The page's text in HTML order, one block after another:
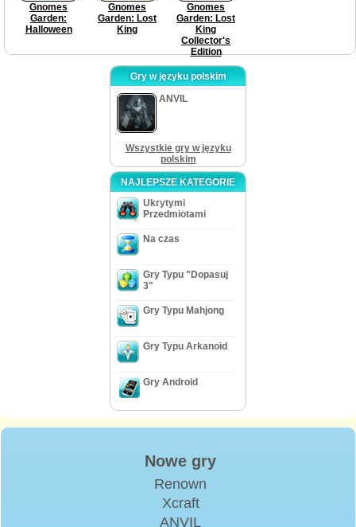
Gnomes
Garden:
Halloween
Gnomes
Garden: Lost
King
Gnomes
Garden: Lost
King
Collector's
Edition
Gry w języku polskim
ANVIL
Wszystkie gry w języku
polskim
NAJLEPSZE KATEGORIE
Ukrytymi
Przedmiotami
Na czas
Gry Typu "Dopasuj
3"
Gry Typu Mahjong
Gry Typu Arkanoid
Gry Android
Nowe gry
Renown
Xcraft
ANVIL